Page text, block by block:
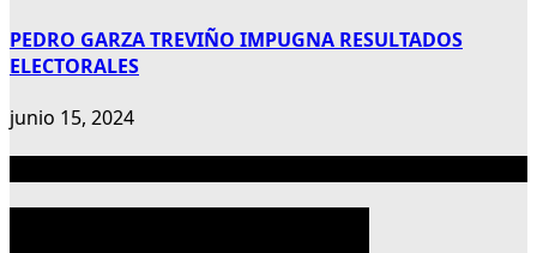
PEDRO GARZA TREVIÑO IMPUGNA RESULTADOS
ELECTORALES
junio 15, 2024